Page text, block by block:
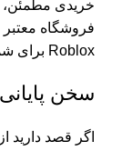
خریدی مطمئن،
فروشگاه معتبر
Roblox برای شما رقم بزند.
سخن پایانی